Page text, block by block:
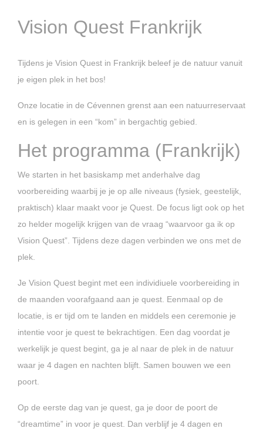
Vision Quest Frankrijk
Tijdens je Vision Quest in Frankrijk beleef je de natuur vanuit
je eigen plek in het bos!
Onze locatie in de Cévennen grenst aan een natuurreservaat
en is gelegen in een “kom” in bergachtig gebied.
Het programma (Frankrijk)
We starten in het basiskamp met anderhalve dag
voorbereiding waarbij je je op alle niveaus (fysiek, geestelijk,
praktisch) klaar maakt voor je Quest. De focus ligt ook op het
zo helder mogelijk krijgen van de vraag “waarvoor ga ik op
Vision Quest”. Tijdens deze dagen verbinden we ons met de
plek.
Je Vision Quest begint met een individiuele voorbereiding in
de maanden voorafgaand aan je quest. Eenmaal op de
locatie, is er tijd om te landen en middels een ceremonie je
intentie voor je quest te bekrachtigen. Een dag voordat je
werkelijk je quest begint, ga je al naar de plek in de natuur
waar je 4 dagen en nachten blijft. Samen bouwen we een
poort.
Op de eerste dag van je quest, ga je door de poort de
“dreamtime” in voor je quest. Dan verblijf je 4 dagen en